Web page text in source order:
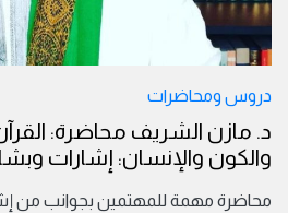
دروس ومحاضرات
د. مازن الشريف محاضرة:
والكون والإنسان: إشارات
محاضرة مهمة للمهتمين بجوانب من